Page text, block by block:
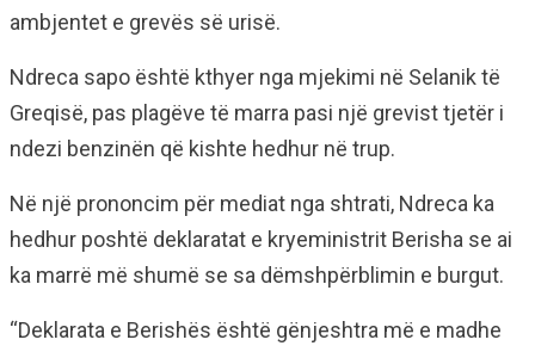
ambjentet e grevës së urisë.
Ndreca sapo është kthyer nga mjekimi në Selanik të
Greqisë, pas plagëve të marra pasi një grevist tjetër i
ndezi benzinën që kishte hedhur në trup.
Në një prononcim për mediat nga shtrati, Ndreca ka
hedhur poshtë deklaratat e kryeministrit Berisha se ai
ka marrë më shumë se sa dëmshpërblimin e burgut.
“Deklarata e Berishës është gënjeshtra më e madhe